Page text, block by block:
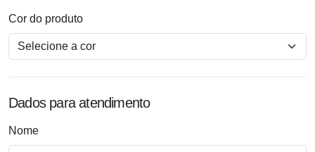
Cor do produto
Dados para atendimento
Nome